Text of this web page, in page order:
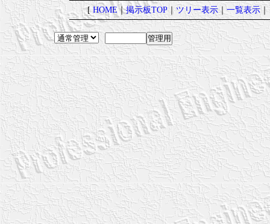
[HOME｜掲示板TOP｜ツリー表示｜一覧表示｜